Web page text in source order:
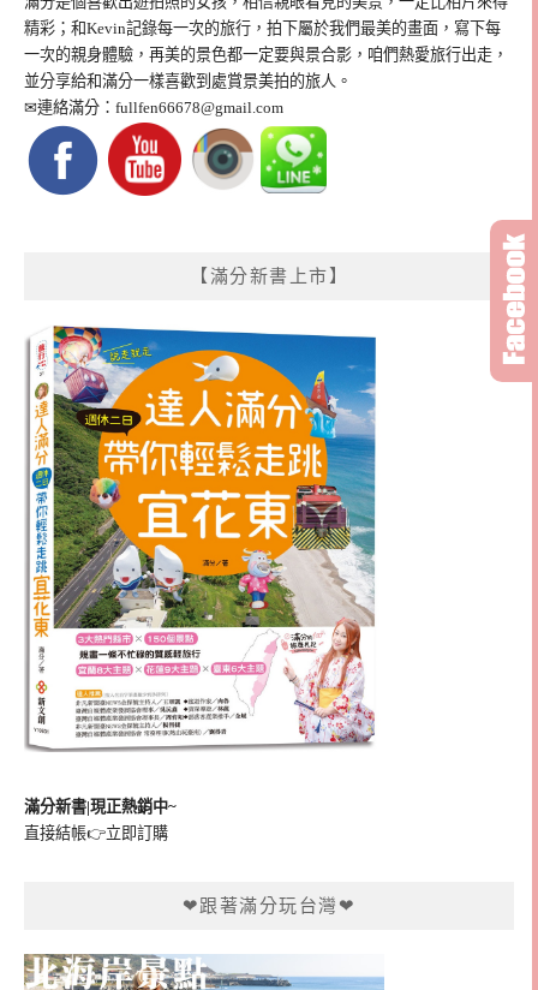
精彩；和Kevin記錄每一次的旅行，拍下屬於我們最美的畫面，寫下每
一次的親身體驗，再美的景色都一定要與景合影，咱們熱愛旅行出走，
並分享給和滿分一樣喜歡到處賞景美拍的旅人。
✉連絡滿分： fullfen66678@gmail.com
【滿分新書上市】
滿分新書|現正熱銷中~
直接結帳👉立即訂購
❤跟著滿分玩台灣❤